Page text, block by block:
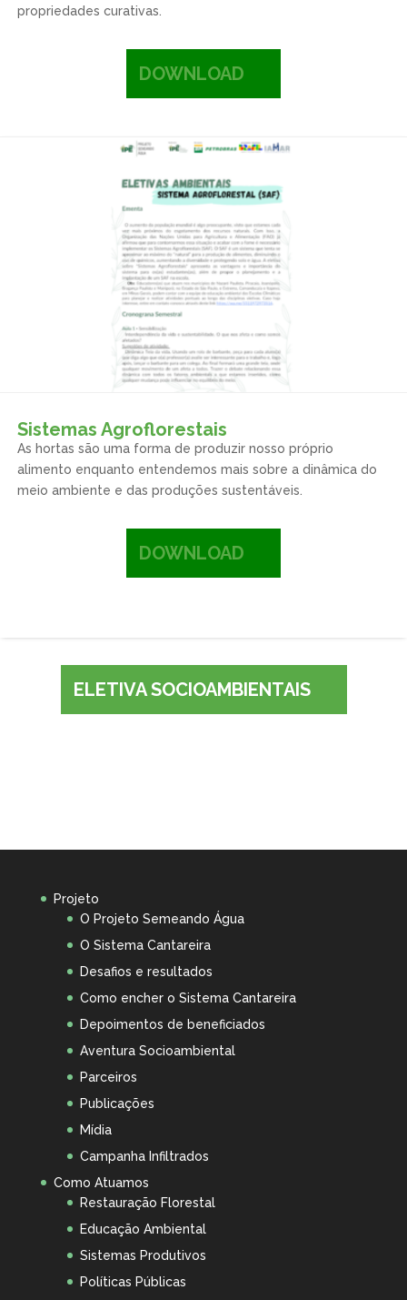
propriedades curativas.
DOWNLOAD
Sistemas Agroflorestais
As hortas são uma forma de produzir nosso próprio
alimento enquanto entendemos mais sobre a dinâmica do
meio ambiente e das produções sustentáveis.
DOWNLOAD
ELETIVA SOCIOAMBIENTAIS
Projeto
O Projeto Semeando Água
O Sistema Cantareira
Desafios e resultados
Como encher o Sistema Cantareira
Depoimentos de beneficiados
Aventura Socioambiental
Parceiros
Publicações
Mídia
Campanha Infiltrados
Como Atuamos
Restauração Florestal
Educação Ambiental
Sistemas Produtivos
Políticas Públicas